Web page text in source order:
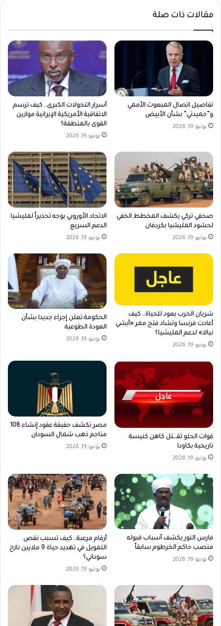
مقالات ذات صلة
تفاصيل اتصال المبعوث الأممي
و”حميدتي” بشأن الأبيض
يونيو 19, 2026
أسرار التحولات الكبرى.. كيف ترسم
الاتفاقية الأمريكية الإيرانية موازين
القوى بالمنطقة؟
يونيو 19, 2026
صحفي تركي يكشف المخطط الخفي
لحشود المليشيا بكردفان
يونيو 19, 2026
الاتحاد الأوروبي يوجه تحذيراً لمليشيا
الدعم السريع
يونيو 19, 2026
شريان الحرب يعود للحياة.. كيف
أعادت فرنسا وتشاد فتح ممر «أبشي
نيالا» لدعم المليشيا؟
يونيو 19, 2026
الحكومة تعلن إجراء جديدا بشأن
العودة الطوعية
يونيو 19, 2026
قوات الحلو تقـ.ـتل كاهن كنيسة
تاريخية بكاودا
يونيو 19, 2026
مصر تكشف حقيقة عقود إنشاء 108
مناجم ذهب شمال السودان
يونيو 19, 2026
فارس النور يكشف أسباب قبوله
منصب حاكم الخرطوم سابقاً
يونيو 19, 2026
أرقام مرعبة.. كيف تسبب نقص
التمويل في تهديد حياة 9 ملايين نازح
سوداني؟
يونيو 19, 2026